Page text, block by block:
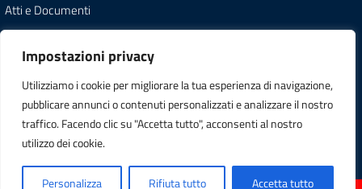
Impostazioni privacy
Utilizziamo i cookie per migliorare la tua esperienza di navigazione,
pubblicare annunci o contenuti personalizzati e analizzare il nostro
traffico. Facendo clic su "Accetta tutto", acconsenti al nostro
utilizzo dei cookie.
Personalizza Rifiuta tutto Accetta tutto
Atti e Documenti
Note Legali
Informativa Privacy
Carta dei Servizi